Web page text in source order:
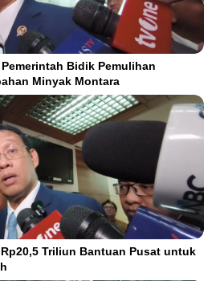
Bidik Pemulihan
Minyak Montara
Triliun Bantuan Pusat untuk